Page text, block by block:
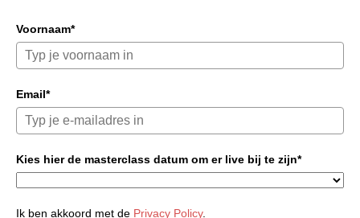
Voornaam*
Email*
Kies hier de masterclass datum om er live bij te zijn*
Ik ben akkoord met de Privacy Policy.